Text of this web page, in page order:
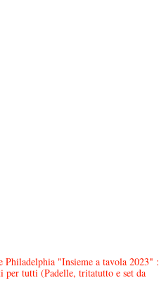
Philadelphia "Insieme a tavola 2023" :
per tutti (Padelle, tritatutto e set da